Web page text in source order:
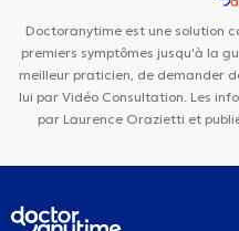
Maison Médicale de
Centre Périnatal
Doctoranytime est une solution
premiers symptômes jusqu'à la
meilleur praticien, de demander
lui par Vidéo Consultation. Les
par Laurence Orazietti et